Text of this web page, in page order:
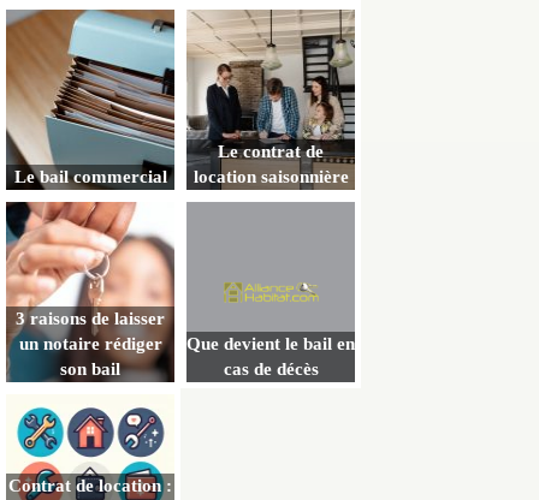
Le bail commercial
Le contrat de
location saisonnière
3 raisons de laisser
un notaire rédiger
son bail
Que devient le bail en
cas de décès
Contrat de location :